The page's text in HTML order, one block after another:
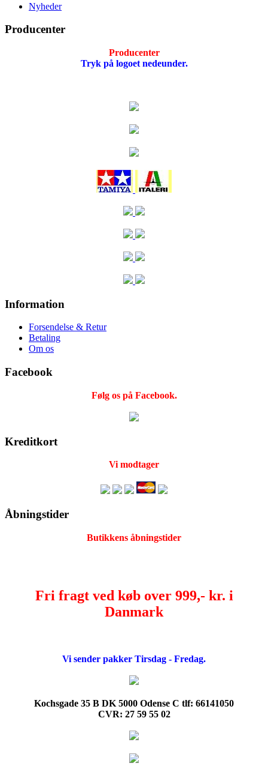
Nyheder
Producenter
Producenter
Tryk på logoet nedeunder.
Information
Forsendelse & Retur
Betaling
Om os
Facebook
Følg os på Facebook.
Kreditkort
Vi modtager
Åbningstider
Butikkens åbningstider
Fri fragt ved køb over 999,- kr. i
Danmark
Vi sender pakker Tirsdag - Fredag.
Kochsgade 35 B DK 5000 Odense C tlf: 66141050
CVR: 27 59 55 02